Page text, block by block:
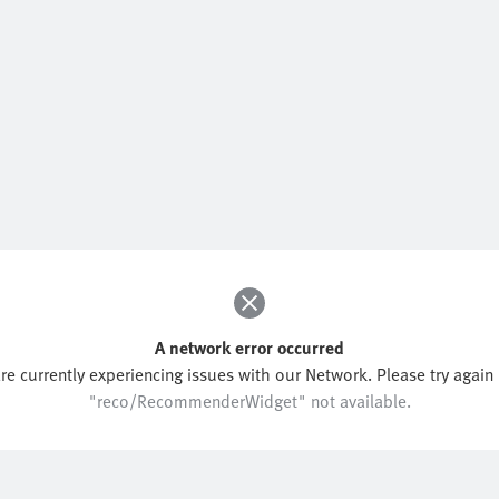
A network error occurred
currently experiencing issues with our Network. Please try again
"reco/RecommenderWidget" not available.